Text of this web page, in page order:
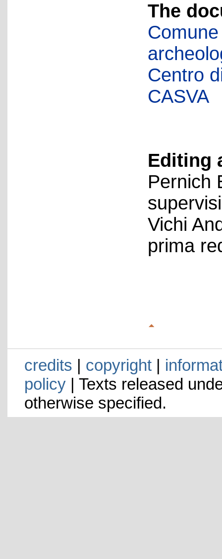
The
Centro
CASVA
Editing
Pernich
Vichi
prima
credits | copyright|
policy| Texts released
otherwise specified.